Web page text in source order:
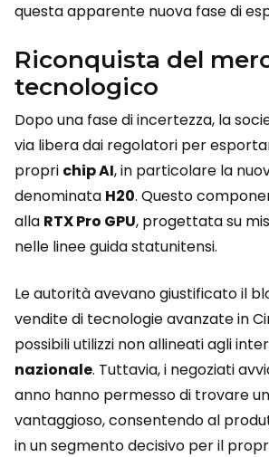
questa apparente nuova fase di
Riconquista del
tecnologico
Dopo una fase di incertezza, la
via libera dai regolatori per
propri chip AI, in particolare la
denominata H20. Questo
alla RTX Pro GPU, progettata su
nelle linee guida statunitensi.
Le autorità avevano giustificato il
vendite di tecnologie avanzate in
possibili utilizzi non allineati agli
nazionale. Tuttavia, i negoziati
anno hanno permesso di trovare
vantaggioso, consentendo al
in un segmento decisivo per il